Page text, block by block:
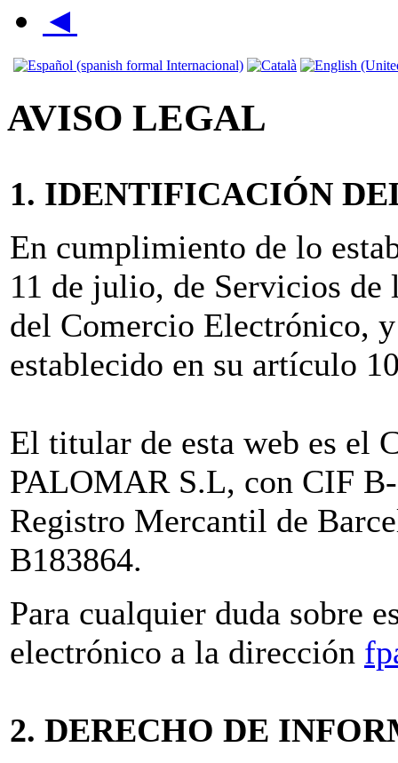
◄
AVISO LEGAL
1. IDENTIFICACIÓN
En cumplimiento de lo
11 de julio, de Servicios
del Comercio Electrónico,
establecido en su artículo
El titular de esta web es el
PALOMAR S.L, con CIF
Registro Mercantil de
B183864.
Para cualquier duda sobre
electrónico a la dirección
2. DERECHO DE